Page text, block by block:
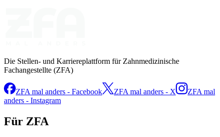
Die Stellen- und Karriereplattform für Zahnmedizinische
Fachangestellte (ZFA)
ZFA mal anders - Facebook ZFA mal anders - X
ZFA mal
anders - Instagram
Für ZFA